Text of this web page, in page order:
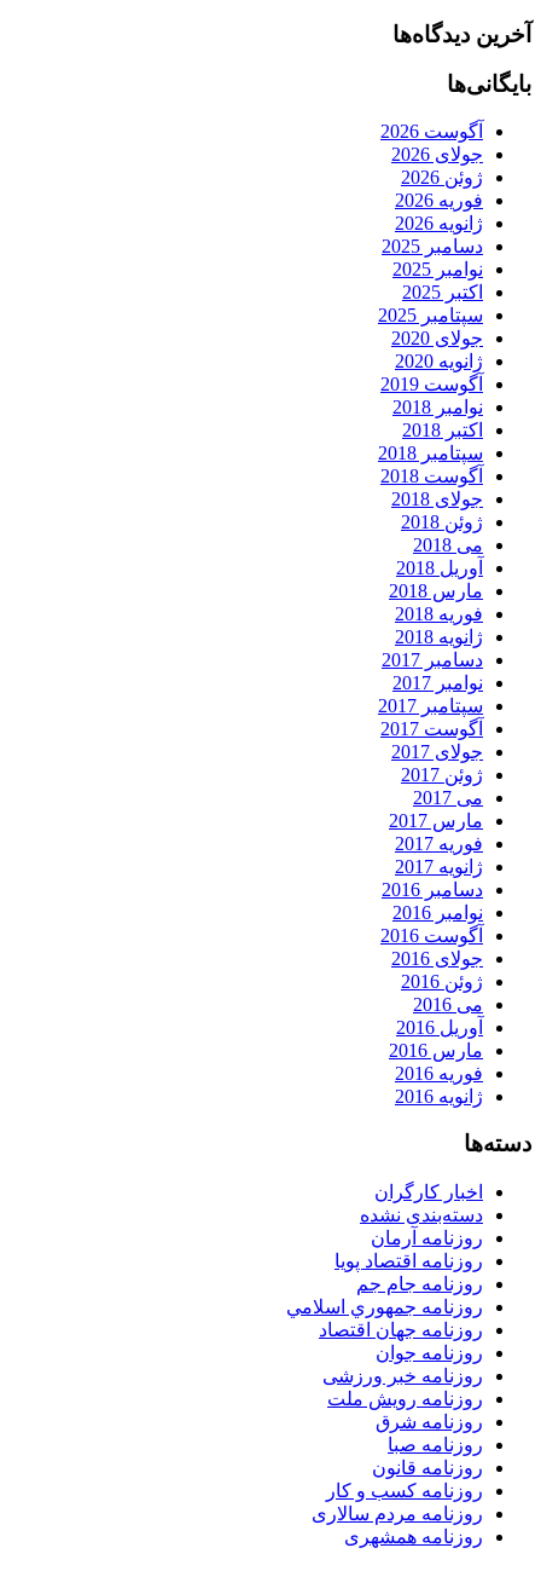
آخرین دیدگاه‌ها
بایگانی‌ها
آگوست 2026
جولای 2026
ژوئن 2026
فوریه 2026
ژانویه 2026
دسامبر 2025
نوامبر 2025
اکتبر 2025
سپتامبر 2025
جولای 2020
ژانویه 2020
آگوست 2019
نوامبر 2018
اکتبر 2018
سپتامبر 2018
آگوست 2018
جولای 2018
ژوئن 2018
می 2018
آوریل 2018
مارس 2018
فوریه 2018
ژانویه 2018
دسامبر 2017
نوامبر 2017
سپتامبر 2017
آگوست 2017
جولای 2017
ژوئن 2017
می 2017
مارس 2017
فوریه 2017
ژانویه 2017
دسامبر 2016
نوامبر 2016
آگوست 2016
جولای 2016
ژوئن 2016
می 2016
آوریل 2016
مارس 2016
فوریه 2016
ژانویه 2016
دسته‌ها
اخبار کارگران
دسته‌بندی نشده
روزنامه آرمان
روزنامه اقتصاد پویا
روزنامه جام جم
روزنامه جمهوري اسلامي
روزنامه جهان اقتصاد
روزنامه جوان
روزنامه خبر ورزشى
روزنامه رویش ملت
روزنامه شرق
روزنامه صبا
روزنامه قانون
روزنامه كسب و كار
روزنامه مردم سالاری
روزنامه همشهری